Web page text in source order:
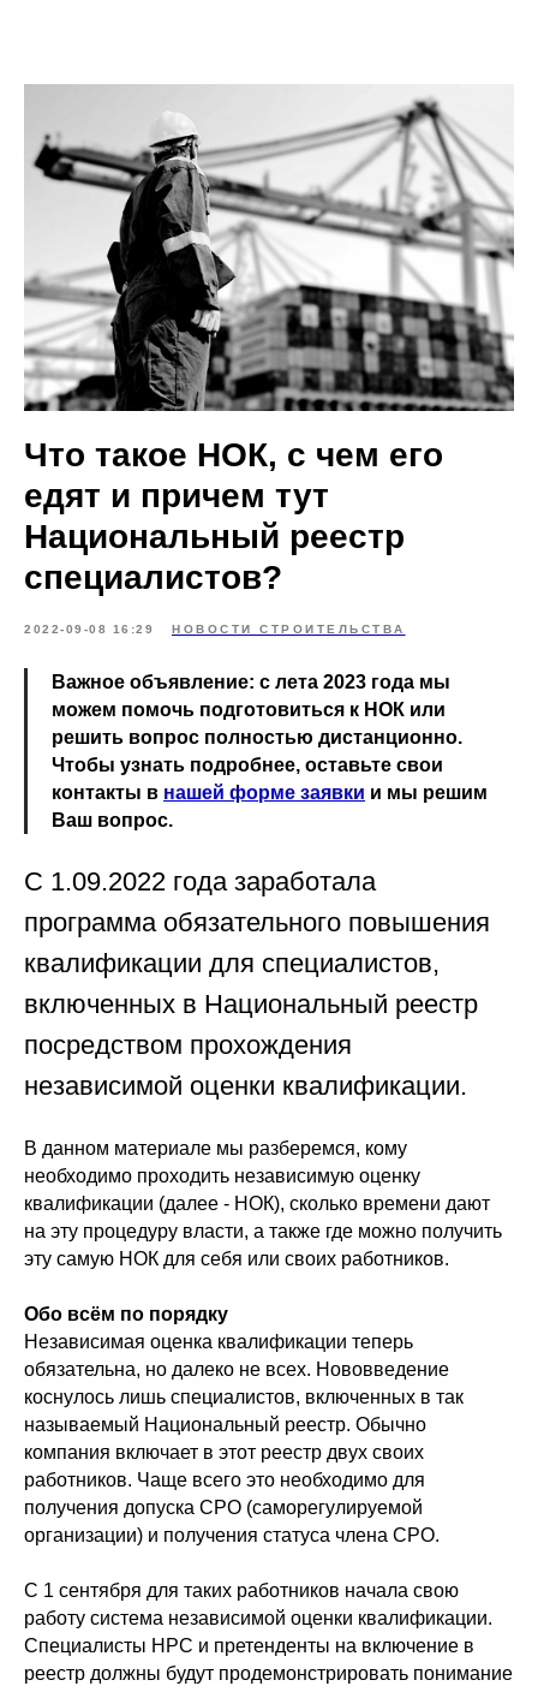
Что такое НОК, с чем его
едят и причем тут
Национальный реестр
специалистов?
2022-09-08 16:29 НОВОСТИ СТРОИТЕЛЬСТВА
Важное объявление: с лета 2023 года мы
можем помочь подготовиться к НОК или
решить вопрос полностью дистанционно.
Чтобы узнать подробнее, оставьте свои
контакты в нашей форме заявки и мы решим
Ваш вопрос.
С 1.09.2022 года заработала
программа обязательного повышения
квалификации для специалистов,
включенных в Национальный реестр
посредством прохождения
независимой оценки квалификации.
В данном материале мы разберемся, кому
необходимо проходить независимую оценку
квалификации (далее - НОК), сколько времени дают
на эту процедуру власти, а также где можно получить
эту самую НОК для себя или своих работников.
Обо всём по порядку
Независимая оценка квалификации теперь
обязательна, но далеко не всех. Нововведение
коснулось лишь специалистов, включенных в так
называемый Национальный реестр. Обычно
компания включает в этот реестр двух своих
работников. Чаще всего это необходимо для
получения допуска СРО (саморегулируемой
организации) и получения статуса члена СРО.
С 1 сентября для таких работников начала свою
работу система независимой оценки квалификации.
Специалисты НРС и претенденты на включение в
реестр должны будут продемонстрировать понимание